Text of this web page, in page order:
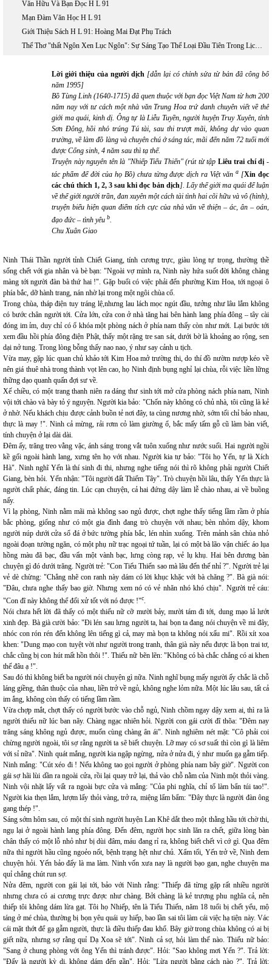
Văn Hữu Và Bạn Đọc H L 91
Mạn Đàm Văn Học H L 91
Giới Thiệu Sách H L 91: Hoàng Mai Đạt Phụ Trách
Thể Thơ "thất Ngôn Xen Lục Ngôn": Sự Sáng Tạo Thể Loại Đầu Tiên Trong Lịch Sử Văn Học Việt Nam
Lời giới thiệu của người dịch [dẫn lại có chỉnh sửa từ bản đã công bố
năm 1995]
Bồ Tùng Linh (1640-1715) đã quen thuộc với bạn đọc Việt Nam từ hơn 200
năm nay với tư cách một nhà văn Trung Hoa trứ danh chuyên viết về thế
giới ma quái, kinh dị. Ông tự là Liễu Tuyền, người huyện Truy Xuyên, tỉnh
Sơn Đông, hồi nhỏ trúng Tú tài, sau thi trượt mãi, không dự vào quan
trường, về làm đồ làng và chuyên chú ở sáng tác, mãi đến năm 72 tuổi mới
được Cống sinh, 4 năm sau thì tạ thế.
Truyện này nguyên tên là "Nhiếp Tiểu Thiến" (rút từ tập Liêu trai chí dị -
tác phẩm để đời của họ Bồ) chưa từng được dịch ra Việt văna [Xin đọc
các chú thích 1, 2, 3 sau khi đọc bản dịch]. Lấy thế giới ma quái để luận
về thế giới người trần, đan xuyên một cách tài tình hai cõi hữu và vô (hình),
truyện biểu hiện quan điểm tích cực của nhà văn về thiện – ác, ân – oán,
đạo đức – tình yêu b.
Chu Xuân Giao
Ninh Thái Thần người tỉnh Chiết Giang, tính cương trực, giàu lòng tự trọng, thường thề
sống chết với gia nhân và bè bạn: "Ngoài vợ mình ra, Ninh này hứa suốt đời không chàng
màng tới người đàn bà thứ hai !". Gặp buổi có việc phải đến phường Kim Hoa, tới ngoại ô
phía bắc, dỡ hành trang, nán nhờ lại trong một ngôi chùa cổ.
Trong chùa, tháp điện tuy tráng lệ,nhưng lau lách mọc ngút đầu, tưởng như lâu lắm không
có bước chân người tới. Cửa lớn, cửa con ở nhà tăng hai bên hành lang phía đông – tây cài
đóng im ỉm, duy chỉ có ổ khóa một phòng nách ở phía nam thấy còn như mới. Lại bước tới
xem đầu hồi phía đông điện Phật, thấy một rặng tre san sát, dưới bờ là khoảng ao rộng, sen
dại nở tung. Trong lòng bỗng thấy nao nao, ý như say cảnh u tịch.
Vừa may, gặp lúc quan chủ khảo tới Kim Hoa mở trường thi, do thí đồ nườm nượp kéo về
nên giá thuê nhà trong thành vọt lên cao, họ Ninh định bụng nghỉ lại chùa, rỗi việc liền lững
thững dạo quanh quẩn đợi sư về.
Xế chiều, có một trang thanh niên ra dáng thư sinh tới mở cửa phòng nách phía nam, Ninh
vội tới chào và bày tỏ ý nguyện. Người kia bảo: "Chốn này không có chủ nhà, tôi cũng là kẻ
ở nhờ. Nếu khách chịu được cảnh buồn tẻ nơi đây, ta cùng nương nhờ, sớm tối chỉ bảo nhau,
thực là may !". Ninh cả mừng, rải rơm cỏ làm giường ổ, bắc mấy tấm gỗ cũ làm bàn viết,
tính chuyện ở lại dài dài.
Đêm ấy, trăng treo vằng vặc, ánh sáng trong vắt tuôn xuống như nước suối. Hai người ngồi
kề gối ngoài hành lang, xưng tên họ với nhau. Người kia tự bảo: "Tôi họ Yến, tự là Xích
Hà". Ninh nghĩ Yến là thí sinh đi thi, nhưng nghe tiếng nói thì rõ không phải người Chiết
Giang, bèn hỏi. Yến nhận: "Tôi người đất Thiểm Tây". Trò chuyện hồi lâu, thấy Yến thực là
người chất phác, đáng tin. Lúc cạn chuyện, cả hai đứng dậy làm lễ chào nhau, ai về buồng
nấy.
Vì lạ phòng, Ninh nằm mãi mà không sao ngủ được, chợt nghe thấy tiếng lầm rầm ở phía
bắc phòng, giống như có một gia đình đang trò chuyện với nhau; bèn nhỏm dậy, khom
người núp dưới cửa sổ đá ở bức tường phía bắc, lén nhìn xuống. Trên mảnh sân chùa nhỏ
ngoài đoạn tường ngăn, có một phụ nữ trạc ngoại tứ tuần, lại có một bà lão vận chiếc áo lụa
hồng màu đã bạc, đầu vấn một vành bạc, lưng còng rạp, vẻ lụ khụ. Hai bên đương bàn
chuyện gì đó dưới trăng. Người trẻ: "Con Tiểu Thiến sao mà lâu đến thế nhỉ ?". Người trẻ lại
vẻ dè chừng: "Chẳng nhẽ con ranh này dám có lời khục khặc với bà chăng ?". Bà già nói:
"Đâu, chưa nghe thấy bao giờ. Nhưng xem nó có vẻ nhăn nhó khó chịu". Người trẻ cáu:
"Con đĩ này không thể đối xử tốt với nó được !"c.
Nói chưa hết lời đã thấy có một thiếu nữ cỡ mười bảy, mười tám đi tới, dung mạo lả lướt
xinh đẹp. Bà già cười bảo: "Đi lén sau lưng người ta, hai bọn ta đang nói chuyện về mi đây,
nhóc con rón rén đến không lên tiếng gì cả, may mà bọn ta không nói xấu mi". Rồi xít xoa
khen: "Dung mạo con tuyệt vời như người trong tranh, thân già này nếu được là bọn trai tơ,
chắc cũng bị con hút mất hồn thôi !". Thiếu nữ bẽn lẽn: "Không có bà chắc chẳng có ai khen
thế đâu ạ !".
Sau đó thì không biết ba người nói chuyện gì nữa. Ninh nghĩ bụng mấy người ấy chắc là chỗ
láng giềng, thân thuộc của nhau, liền trở về ngủ, không nghe lỏm nữa. Một lúc lâu sau, tất cả
im ắng, không còn thấy có tiếng lầm rầm.
Vừa chợp mắt, chợt thấy có người bước vào chỗ ngủ, Ninh chồm ngay dậy xem ai, thì ra là
người thiếu nữ lúc ban nãy. Chàng ngạc nhiên hỏi. Người con gái cười đĩ thõa: "Đêm nay
trăng sáng không ngủ được, muốn cùng chàng ân ái". Ninh nghiêm nét mặt: "Cô phải coi
chừng người ngoài, tôi sợ rằng người ta sẽ biết chuyện. Lỡ may có sơ suất thì còn gì là liêm
với sỉ nữa". Ninh quát mắng, người kia ngập ngừng, nửa ở nửa đi, ý như muốn gạ gẫm tiếp.
Ninh mắng: "Cút xéo đi ! Nếu không tao gọi người ở phòng phía nam bây giờ". Người con
gái sợ hãi lùi dần ra ngoài cửa, rồi lại quay trở lại, thả vào chỗ nằm của Ninh một thỏi vàng.
Ninh vội nhặt lấy vất ra ngoài bực cửa và mắng: "Của phi nghĩa, chỉ tổ làm bẩn túi tao!".
Người kia thẹn lắm, lượm lấy thỏi vàng, trở ra, miệng lẩm bẩm: "Đây thực là người đàn ông
gang thép !".
Sáng sớm hôm sau, có một thí sinh người huyện Lan Khê dắt theo một thằng hầu tới chờ thi,
ngụ lại ở ngoài hành lang phía đông. Đến đêm, người học sinh lăn ra chết, giữa lòng bàn
chân thấy có một lỗ nhỏ như bị dùi đâm, máu đang rỉ ra, không biết chết vì cớ gì. Qua đêm
nữa thì người hầu cũng ngoẻo nốt, bệnh trạng hệt như chủ. Xẩm tối, Yến trở về, Ninh đem
chuyện hỏi. Yến bảo đấy là ma làm. Ninh vốn xưa nay là người bạo gan, nghe chuyện ma
quỉ chẳng chút run sợ.
Nửa đêm, người con gái lại tới, bảo với Ninh rằng: "Thiếp đã từng gặp rất nhiều người
nhưng chưa có ai cương trực được như chàng. Bởi chàng là kẻ trượng phu nghĩa cả, nên
thiếp tôi không dám lừa gạt. Tôi họ Nhiếp, tên là Tiểu Thiến, năm 18 tuổi bị chết yểu, mộ
táng ở mé chùa, thường bị bọn yêu quái uy hiếp, bao lần sai tôi làm cái việc hạ tiện này. Vác
cái mặt thớt để gạ gẫm người, thực là điều thiếp đau khổ. Bây giờ trong chùa không có ai bị
giết nữa, nhưng sợ rằng quỉ Dạ Xoa sẽ tới". Ninh cả sợ, hỏi làm thế nào. Thiếu nữ bảo:
"Sang ở chung phòng với ông Yến thì tránh được". Hỏi: "Sao không mơi Yến ?". Trả lời:
"Đấy là người kỳ dị, không dám đến gần". Hỏi: "Lừa người bằng cách nào ?". Trả lời: